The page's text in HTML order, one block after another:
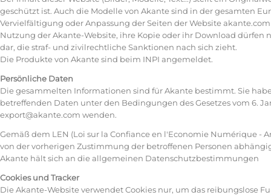
geschützt ist. Auch die Modelle von Akante sind in der gesamten
Vervielfältigung oder Anpassung der Seiten der Website
Nutzung der Akante-Website, ihre Kopie oder ihr Download
dar, die straf- und zivilrechtliche Sanktionen nach sich zieht.
Die Produkte von Akante sind beim INPI angemeldet.
Persönliche Daten
Die gesammelten Informationen sind für Akante bestimmt. Sie
betreffenden Daten unter den Bedingungen des Gesetzes vom 6.
export@akante.com wenden.
Gemäß dem LEN (Loi sur la Confiance en l'Economie Numérique -
von der vorherigen Zustimmung der betroffenen Personen
Akante hält sich an die allgemeinen Datenschutzbestimmungen
Cookies und Tracker
Die Akante-Website verwendet Cookies nur, um das reibungslose